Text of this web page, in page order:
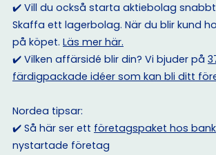
✔️ Vill du också starta aktiebolag
Skaffa ett lagerbolag. När du blir kund
på köpet. Läs mer här.
✔️ Vilken affärsidé blir din? Vi bjuder på
färdigpackade idéer som kan bli ditt
Nordea tipsar:
✔️ Så här ser ett företagspaket hos
nystartade företag